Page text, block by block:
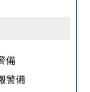
をさせてい
せていただ
備
警備